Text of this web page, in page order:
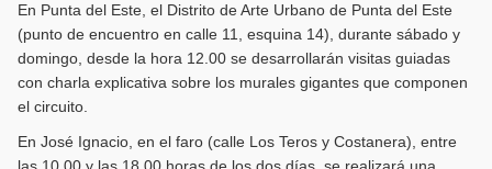
En Punta del Este, el Distrito de Arte Urbano de Punta del Este
(punto de encuentro en calle 11, esquina 14), durante sábado y
domingo, desde la hora 12.00 se desarrollarán visitas guiadas
con charla explicativa sobre los murales gigantes que componen
el circuito.
En José Ignacio, en el faro (calle Los Teros y Costanera), entre